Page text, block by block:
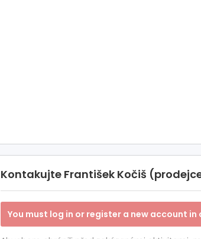
Kontakujte František Kočiš
You must log in or register a new account